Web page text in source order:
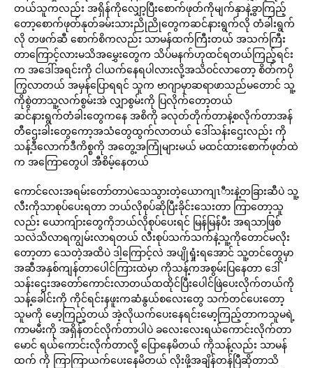
တယ်သူကလည်း အရှိန်ကိုလျှော့ပြီးစောက်ဖုတ်ကိုမျက်နှာနဲ့ခွာကြည့်
တော့စောက်ဖုတ်နုတ်ခမ်းသားညိုညိုတွေကဆင်နားရွက်လို တံခါးရွက်
လို တဖက်ဆီ စောက်စိကလည်း သာမန်ထက်ကြီးတယ် အသက်ကြီး
တာကြောင့်လားမသိအမွှေးတွေက သိပ်မနက်ဟုထင်ရတယ်ကြည့်ရင်း
က အဒေါ်အရင်းကို ငါယက်နေရပါလားလို့အသိဝင်လာတော့ စိတ်ကပို
ကြွလာတယ် အမှန်ပြောရရင် သူက ဗာဂျာမှာဆရာဖာသည်မတောင် သူ့
ကိုစွဲတာသူ့လက်စွမ်းအဲ လျှာစွမ်းကို ပြလိုက်တော့တယ်
ဆင်နားရွက်တံခါးတွေကနေ အစိကို ခလုတ်တိုက်တာနဲ့စလိုက်တာအန်
တီဌေးခါးတွေကော့အသံတွေထွက်လာတယ် ဒေါ်သန်းဌေးလည်း ကို
သန့်ဒီလောက်ဒီကိစ္စကို အတွေ့အကြုံများမယ် မထင်ထားစောက်ဖုတ်ထဲ
က အကြောတွေပါ အီစိမ့်နေတယ်
ကောင်လေးအရမ်းတော်တာပဲသေသွားတဲ့ယောကျၤီားနဲ့တခြားဆီပဲ သူ့
လီးကိုသာစုပ်ပေးရတာ ဘယ်လိုစုပ်ဆိုပြီးခိုင်းသေးတာ ကြာတော့သူ
လည်း ယောကျ်ားတွေကိုဘယ်လိုစုပ်ပေးရင် မြန်မြန်ပီး အရသာဖြစ်
သလဲသိလာရကျွမ်းလာရတယ် လီးစုပ်သက်သက်နဲ့သူ့ကိုတောင်မလိုး
တော့တာ သေတဲ့အထိပဲ ဒါ့ကြောင့်လဲ အပျိုရှုံးရအောင် သူ့တင်တွေမှာ
အဆီအနှစ်ကျန်တာပေါင်ကြားထဲမှာ ကိုသန့်ကအစွမ်းပြနေတာ ဒေါ်
သန်းဌေးအတော်ကောင်းလာတယ်ထထိုင်ပြီးပေါင်ဖြဲပေးလိုက်တယ်ကို
သန့်ခေါင်းကို ကိုင်ရင်းနဖူးကဆံနွယ်စလေးတွေ သက်တင်ပေးတော့
သူမကို မော့ကြည့်တယ် အဲ့လိုယက်ပေးနေရင်းမော့ကြည့်တာကသူမရဲ့
ကာမမီးကို အရှိန်တင်လိုက်တာပါပဲ ခလေးလေးရယ်ကောင်းလိုက်တာ
မောင် ရယ်ကောင်းလိုက်တာလို့ ပြောနေမိတယ် ကိုသန့်လည်း သာမန်
ထက် ကို ကြာကြာယက်ပေးနေမိတယ် လိုးဖို့အချိန်တန်ပြီဆိုတာသိ